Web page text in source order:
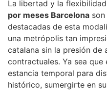
La libertad y la
por meses Barcelona
destacadas de esta
una metrópolis tan
catalana sin la presión de
contractuales. Ya sea que
estancia temporal para
histórico, sumergirte en